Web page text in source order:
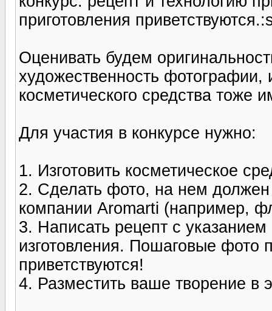
приготовления
Оценивать будем
художественность фотографии,
косметического средства тоже
Для участия в конкурсе нужно:
1. Изготовить косметическое
2. Сделать фото, на нем должен
компании Aromarti (например,
3. Написать рецепт с
изготовления. Пошаговые фото
приветствуются!
4. Разместить ваше творение в